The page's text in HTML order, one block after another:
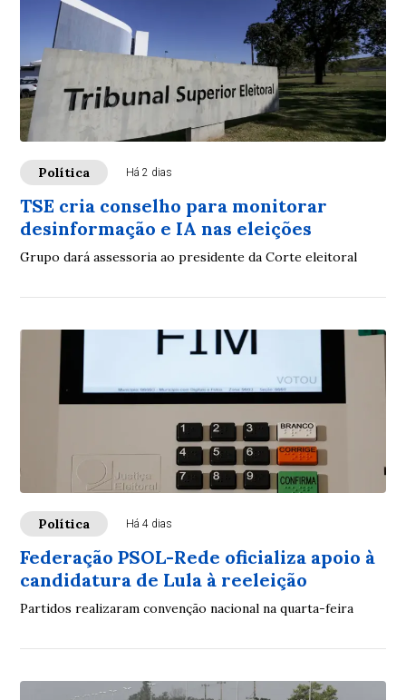
Política Há 2 dias
TSE cria conselho para monitorar
desinformação e IA nas eleições
Grupo dará assessoria ao presidente da Corte eleitoral
Política Há 4 dias
Federação PSOL-Rede oficializa apoio à
candidatura de Lula à reeleição
Partidos realizaram convenção nacional na quarta-feira